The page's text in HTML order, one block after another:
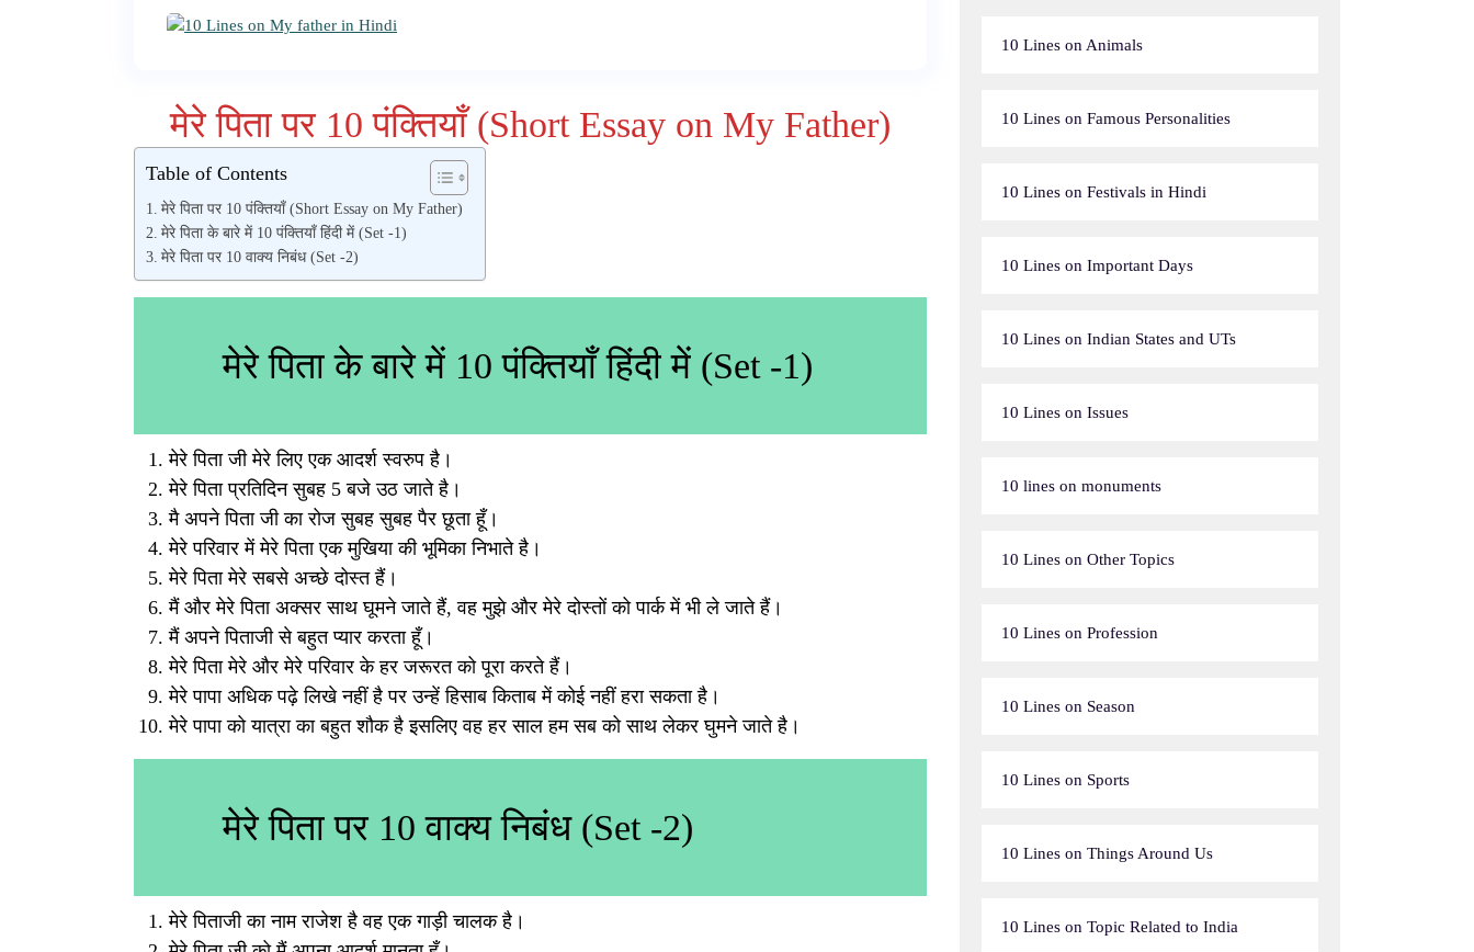
मेरे पिता पर 10 पंक्तियाँ (Short Essay on My Father)
Table of Contents
मेरे पिता पर 10 पंक्तियाँ (Short Essay on My Father)
मेरे पिता के बारे में 10 पंक्तियाँ हिंदी में (Set -1)
मेरे पिता पर 10 वाक्य निबंध (Set -2)
मेरे पिता के बारे में 10 पंक्तियाँ हिंदी में (Set -1)
मेरे पिता जी मेरे लिए एक आदर्श स्वरुप है।
मेरे पिता प्रतिदिन सुबह 5 बजे उठ जाते है।
मै अपने पिता जी का रोज सुबह सुबह पैर छूता हूँ।
मेरे परिवार में मेरे पिता एक मुखिया की भूमिका निभाते है।
मेरे पिता मेरे सबसे अच्छे दोस्त हैं।
मैं और मेरे पिता अक्सर साथ घूमने जाते हैं, वह मुझे और मेरे दोस्तों को पार्क में भी ले जाते हैं।
मैं अपने पिताजी से बहुत प्यार करता हूँ।
मेरे पिता मेरे और मेरे परिवार के हर जरूरत को पूरा करते हैं।
मेरे पापा अधिक पढ़े लिखे नहीं है पर उन्हें हिसाब किताब में कोई नहीं हरा सकता है।
मेरे पापा को यात्रा का बहुत शौक है इसलिए वह हर साल हम सब को साथ लेकर घुमने जाते है।
मेरे पिता पर 10 वाक्य निबंध (Set -2)
मेरे पिताजी का नाम राजेश है वह एक गाड़ी चालक है।
10 Lines on Animals
10 Lines on Famous Personalities
10 Lines on Festivals in Hindi
10 Lines on Important Days
10 Lines on Indian States and UTs
10 Lines on Issues
10 lines on monuments
10 Lines on Other Topics
10 Lines on Profession
10 Lines on Season
10 Lines on Sports
10 Lines on Things Around Us
10 Lines on Topic Related to India